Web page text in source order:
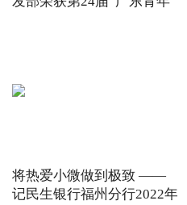
将热爱小微做到极致 ——
记民生银行福州分行2022年